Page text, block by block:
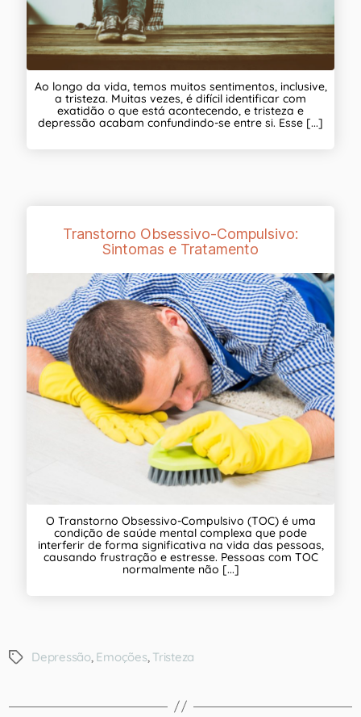
Ao longo da vida, temos muitos sentimentos, inclusive,
a tristeza. Muitas vezes, é difícil identificar com
exatidão o que está acontecendo, e tristeza e
depressão acabam confundindo-se entre si. Esse [...]
Transtorno Obsessivo-Compulsivo:
Sintomas e Tratamento
O Transtorno Obsessivo-Compulsivo (TOC) é uma
condição de saúde mental complexa que pode
interferir de forma significativa na vida das pessoas,
causando frustração e estresse. Pessoas com TOC
normalmente não [...]
Depressão, Emoções, Tristeza